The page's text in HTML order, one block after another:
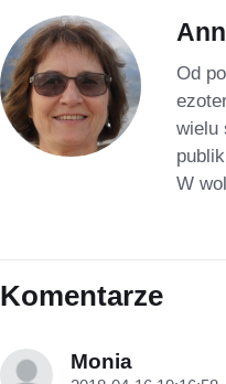
Od
wielu
W
Komentarze
Monia